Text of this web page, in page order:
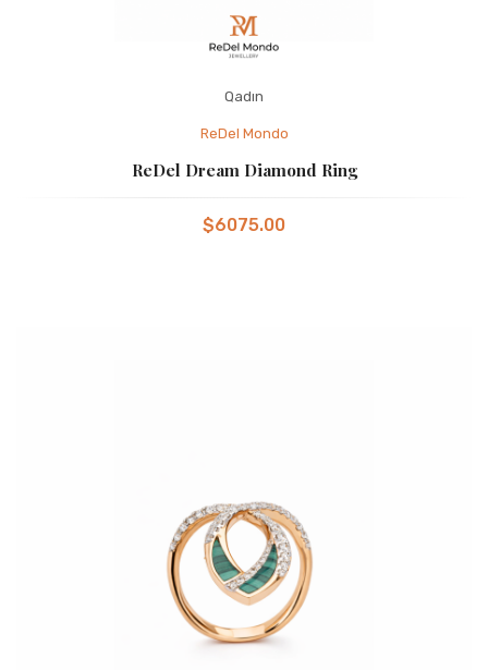
Qadın
ReDel Mondo
ReDel Dream Diamond Ring
$6075.00